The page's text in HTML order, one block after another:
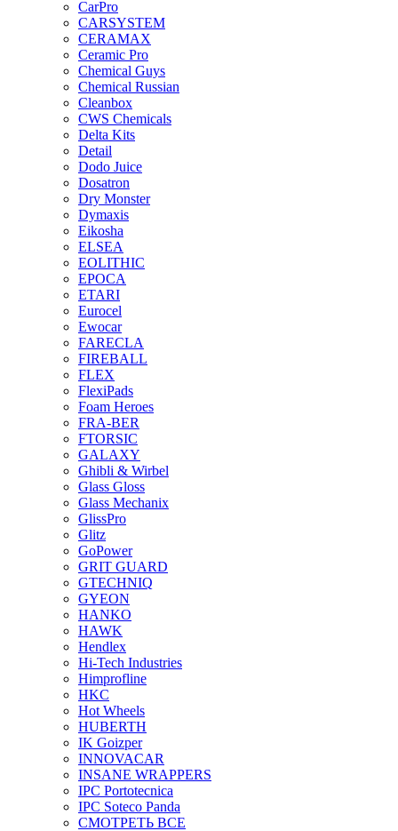
CarPro
CARSYSTEM
CERAMAX
Ceramic Pro
Chemical Guys
Chemical Russian
Cleanbox
CWS Chemicals
Delta Kits
Detail
Dodo Juice
Dosatron
Dry Monster
Dymaxis
Eikosha
ELSEA
EOLITHIC
EPOCA
ETARI
Eurocel
Ewocar
FARECLA
FIREBALL
FLEX
FlexiPads
Foam Heroes
FRA-BER
FTORSIC
GALAXY
Ghibli & Wirbel
Glass Gloss
Glass Mechanix
GlissPro
Glitz
GoPower
GRIT GUARD
GTECHNIQ
GYEON
HANKO
HAWK
Hendlex
Hi-Tech Industries
Himprofline
HKC
Hot Wheels
HUBERTH
IK Goizper
INNOVACAR
INSANE WRAPPERS
IPC Portotecnica
IPC Soteco Panda
СМОТРЕТЬ ВСЕ